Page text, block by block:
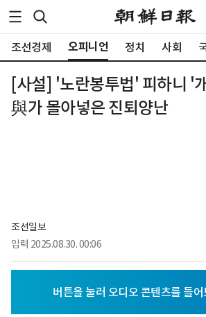
조선경제 오피니언 정치 사회
[사설] '노란봉투법' 피하니 '
與가 몰아넣은 진퇴양난
조선일보
입력 2025.08.30. 00:06